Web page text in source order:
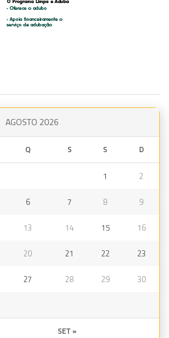
AGOSTO 2026
Q S S D
1 2
6 7 8 9
13 14 15 16
20 21 22 23
27 28 29 30
SET »